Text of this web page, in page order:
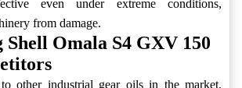
even under extreme conditions,
from damage.
Shell Omala S4 GXV 150
other industrial gear oils in the market,